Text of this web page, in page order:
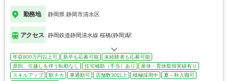
勤務地 静岡県 静岡市清水区
アクセス 静岡鉄道静岡清水線 桜橋(静岡)駅
年収800万円以上可 新卒も応募可能
未経験者も応募可能
原則、引越しを伴う転勤なし
住宅補助（手当）あり
産休・育休取得実績有り
スキルアップ
駅チカ 車通勤可 店舗数30以上 積極採用中
夏～秋入職可